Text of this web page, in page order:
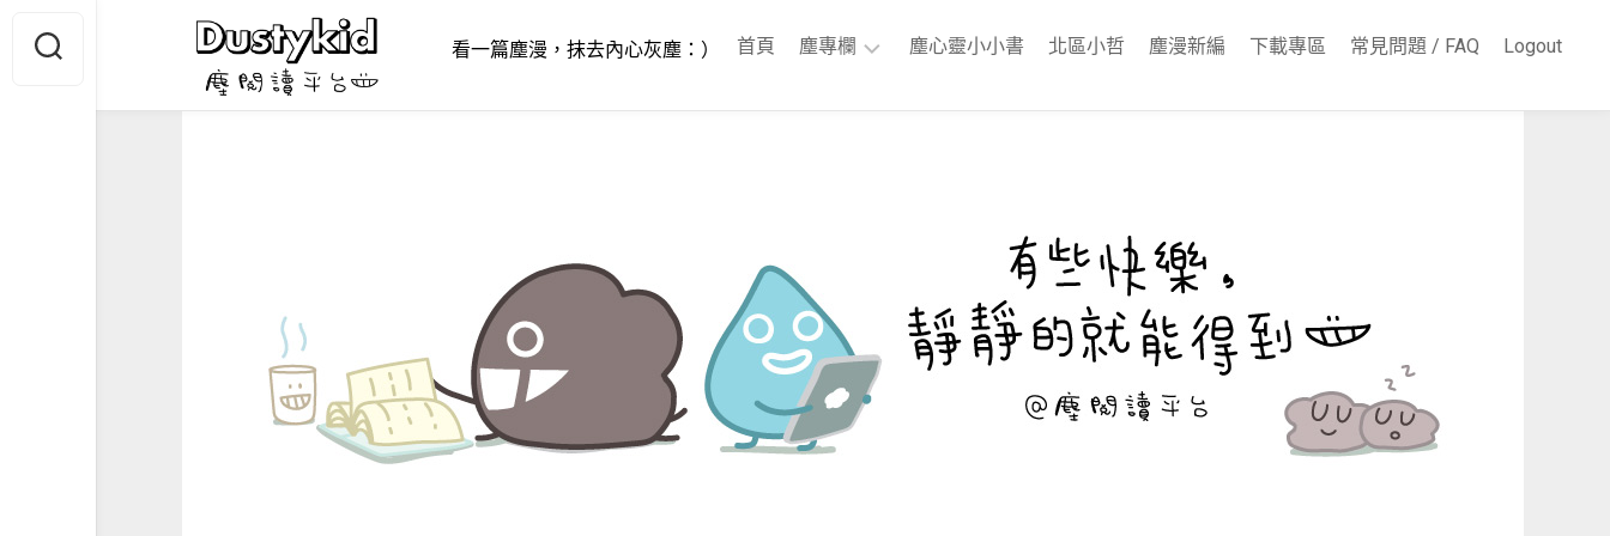
content
看一篇塵漫，抹去內心灰塵：） 首頁 塵專欄
的
故
事
塵
記
塵心靈小小書 北區小哲 塵漫新編 下載專區 常見問題 / FAQ Logout